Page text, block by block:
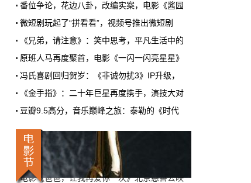
5月31号，横店。63岁的周星驰穿着黑色夹克
出现在《食神2026》的开机现场。这部短剧改
编自他30年前的经典电影，竖屏拍摄，AI辅助
制作，成本400万。预计9月上线。
6月28日 9:25:00
短剧从业者在评论区集体破防。有人说"今年开
机率比去年腰斩"，有人说"演员片酬从日薪800
三天的东西，AI一天出八集，还比你好看…
本网原创
6月27日 10:01:00
9万块银幕，全年只卖400亿：电影院的
番位争论，花边八卦，改编实案，电影《酱园
微短剧玩起了“拼看看”，视频号推出微短剧
《兄弟，请注意》：笑中思考，平凡生活中的
原班人马再度聚首，电影《一闪一闪亮星星》
冯氏喜剧回归贺岁：《非诚勿扰3》IP升级，
《金手指》：二十年巨星再度携手，演技大对
豆瓣9.5高分，音乐巅峰之旅：泰勒的《时代
第七届“初心榜”青年视听大会在北京朝阳区
粤剧电影《范蠡献西施》广州首映，电影语言
电影《爸爸，让我再爱你一次》北京慈善公映
《伟大征程》举行专场放映， 靳东乌兰图雅
纪录电影《桃李无言》专家观摩研讨会在京举